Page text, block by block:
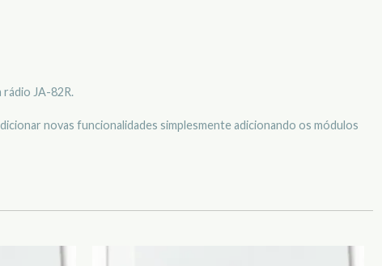
rádio JA-82R.
novas funcionalidades simplesmente adicionando os módulos